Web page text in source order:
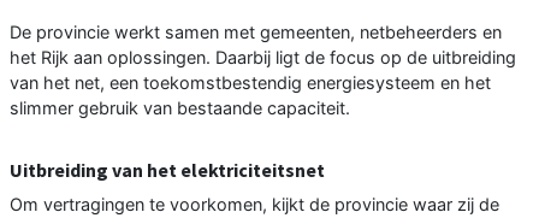
De provincie werkt samen met gemeenten, netbeheerders en
het Rijk aan oplossingen. Daarbij ligt de focus op de uitbreiding
van het net, een toekomstbestendig energiesysteem en het
slimmer gebruik van bestaande capaciteit.
Uitbreiding van het elektriciteitsnet
Om vertragingen te voorkomen, kijkt de provincie waar zij de